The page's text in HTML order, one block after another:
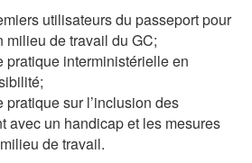
utilisateurs du passeport pour
milieu de travail du GC;
pratique interministérielle en
pratique sur l’inclusion des
avec un handicap et les mesures
de travail.